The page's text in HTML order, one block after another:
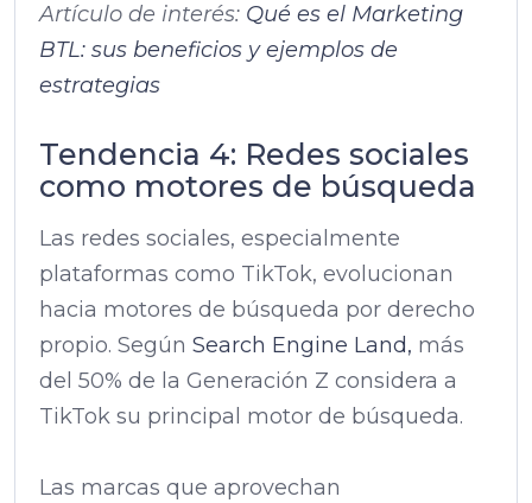
Artículo de interés: Qué es el Marketing
BTL: sus beneficios y ejemplos de
estrategias
Tendencia 4: Redes sociales
como motores de búsqueda
Las redes sociales, especialmente
plataformas como TikTok, evolucionan
hacia motores de búsqueda por derecho
propio. Según Search Engine Land, más
del 50% de la Generación Z considera a
TikTok su principal motor de búsqueda.
Las marcas que aprovechan